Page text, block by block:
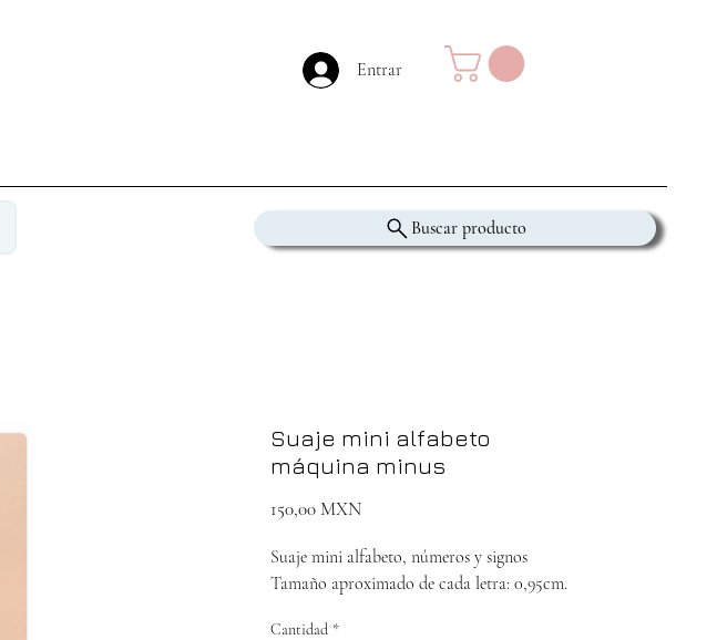
Entrar
Buscar producto
Suaje mini alfabeto
máquina minus
150,00 MXNPrecio
Suaje mini alfabeto, números y signos
Tamaño aproximado de cada letra: 0,95cm.
Cantidad *